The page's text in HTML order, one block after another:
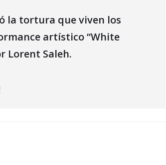
la tortura que viven los
artístico “White
Lorent Saleh.